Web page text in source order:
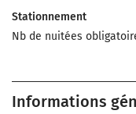
Stationnement
Nb de nuitées
Informations